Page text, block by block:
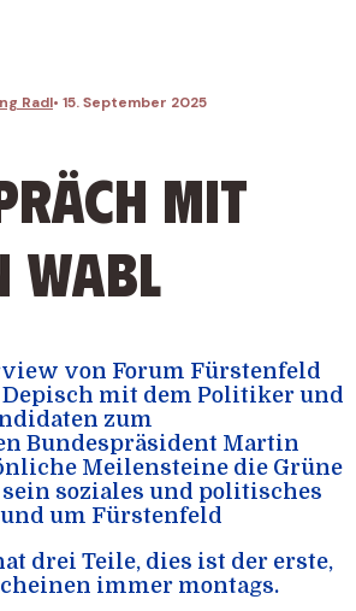
Radl• 15. September 2025
mit
Wabl
von Forum Fürstenfeld
mit dem Politiker und
zum
Bundespräsident Martin
Meilensteine die Grüne
soziales und politisches
um Fürstenfeld
drei Teile, dies ist der erste,
immer montags.